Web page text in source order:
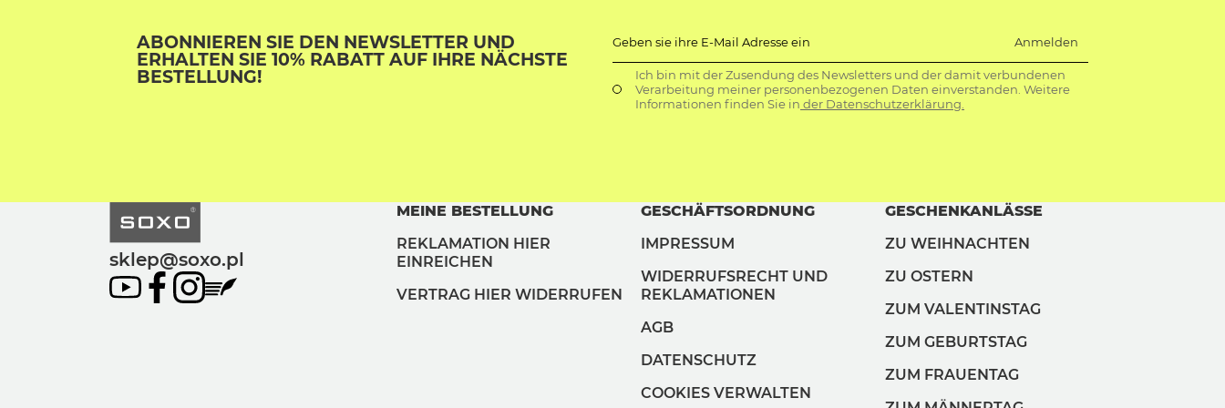
ABONNIEREN SIE DEN NEWSLETTER UND
ERHALTEN SIE 10% RABATT AUF IHRE NÄCHSTE
BESTELLUNG!
Geben sie ihre E-Mail Adresse ein Anmelden
Ich bin mit der Zusendung des Newsletters und der damit verbundenen
Verarbeitung meiner personenbezogenen Daten einverstanden. Weitere
Informationen finden Sie in der Datenschutzerklärung.
sklep@soxo.pl
MEINE BESTELLUNG
REKLAMATION HIER
EINREICHEN
VERTRAG HIER WIDERRUFEN
GESCHÄFTSORDNUNG
IMPRESSUM
WIDERRUFSRECHT UND
REKLAMATIONEN
AGB
DATENSCHUTZ
COOKIES VERWALTEN
GESCHENKANLÄSSE
ZU WEIHNACHTEN
ZU OSTERN
ZUM VALENTINSTAG
ZUM GEBURTSTAG
ZUM FRAUENTAG